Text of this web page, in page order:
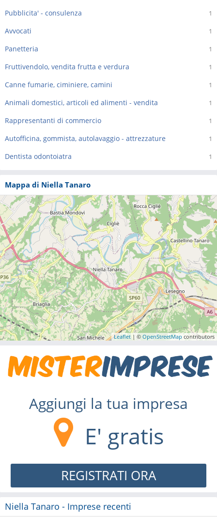
1
Pubblicita' - consulenza
1
Avvocati
1
Panetteria
1
Fruttivendolo, vendita frutta e verdura
1
Canne fumarie, ciminiere, camini
1
Animali domestici, articoli ed alimenti - vendita
1
Rappresentanti di commercio
1
Autofficina, gommista, autolavaggio - attrezzature
1
Dentista odontoiatra
Mappa di Niella Tanaro
Leaflet | © OpenStreetMap contributors
Aggiungi la tua impresa
E' gratis
REGISTRATI ORA
Niella Tanaro - Imprese recenti